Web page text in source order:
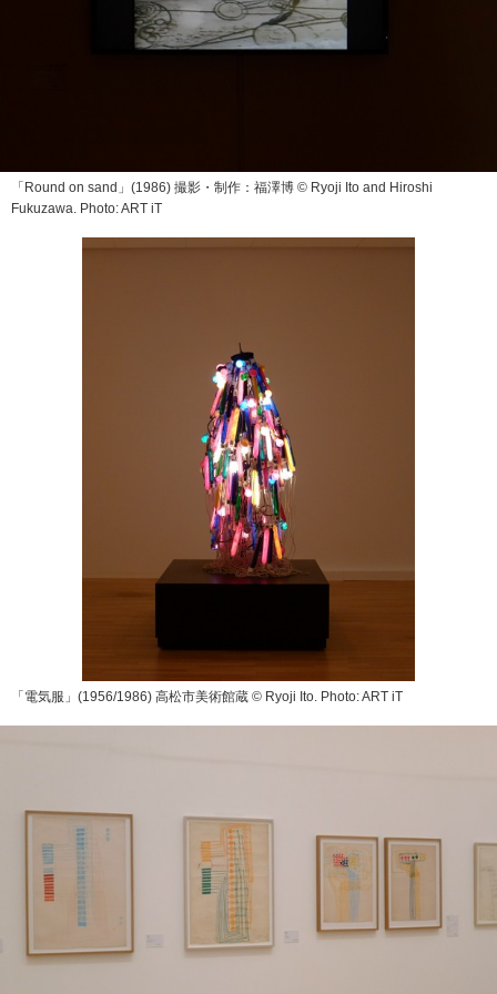
「Round on sand」(1986) 撮影・制作：福澤博 © Ryoji Ito and Hiroshi
Fukuzawa. Photo: ART iT
「電気服」(1956/1986) 高松市美術館蔵 © Ryoji Ito. Photo: ART iT